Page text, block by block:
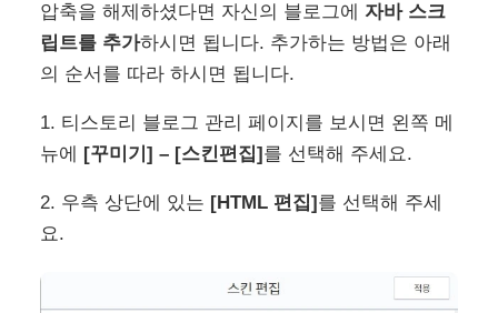
압축을 해제하셨다면 자신의 블로그에 자바 스크
립트를 추가하시면 됩니다. 추가하는 방법은 아래
의 순서를 따라 하시면 됩니다.
1. 티스토리 블로그 관리 페이지를 보시면 왼쪽 메
뉴에
[꾸미기] – [스킨편집] 를 선택해 주세요.
2. 우측 상단에 있는 [HTML 편집] 를 선택해 주세
요.